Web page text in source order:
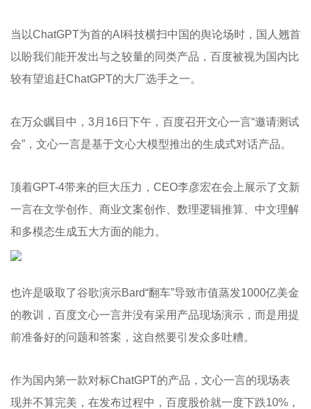
当以ChatGPT为首的AI科技横扫中国的舆论场时，国人翘首
以盼我们能开发出与之较量的同类产品，百度被视为国内比
较有望追赶ChatGPT的大厂选手之一。
在万众瞩目中，3月16日下午，百度召开文心一言“邀请测试
会”，文心一言是基于文心大模型推出的生成式对话产品。
顶着GPT-4带来的巨大压力，CEO李彦宏在会上展示了文新
一言在文学创作、商业文案创作、数理逻辑推算、中文理解
和多模态生成五大方面的能力。
也许是吸取了谷歌演示Bard“翻车”导致市值蒸发1000亿美金
的教训，百度文心一言并没有采用产品现场演示，而是用提
前准备好的问题和答案，这自然要引发众多吐糟。
作为国内第一款对标ChatGPT的产品，文心一言的现场表
现并不算完美，在发布过程中，百度股价就一度下跌10%，